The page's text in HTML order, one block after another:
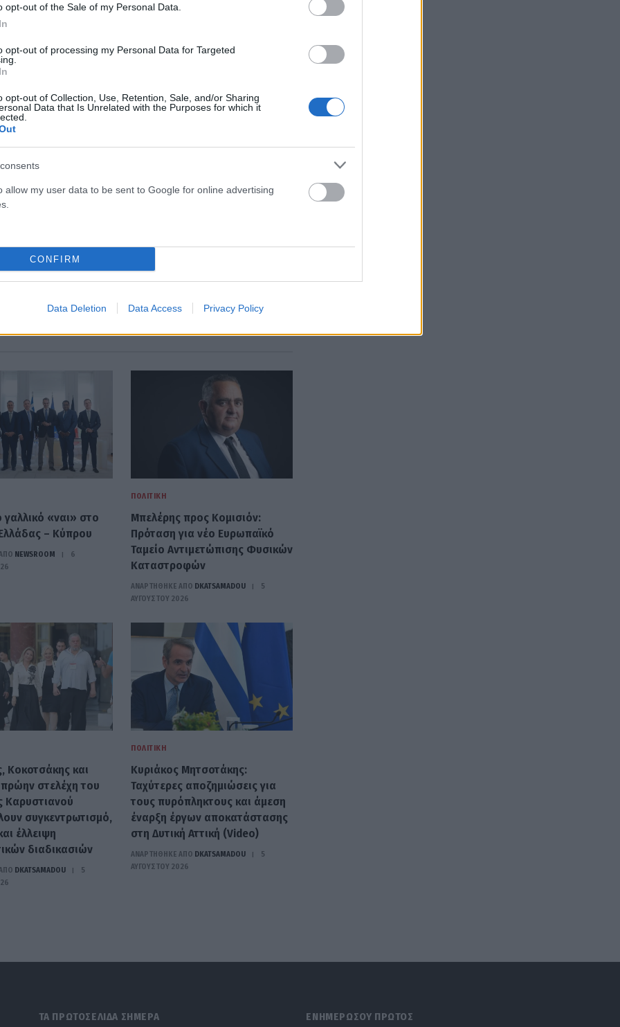
opt-out of the Sale of my Personal Data.
opt-out of processing my Personal Data for Targeted
opt-out of Collection, Use, Retention, Sale, and/or Sharing
Data that Is Unrelated with the Purposes for which it
allow my user data to be sent to Google for online advertising
CONFIRM
Data Deletion Data Access Privacy Policy
γαλλικό «ναι» στο
– Κύπρου
NEWSROOM
6
ΠΟΛΙΤΙΚΉ
Μπελέρης προς Κομισιόν:
Πρόταση για νέο Ευρωπαϊκό
Ταμείο Αντιμετώπισης Φυσικών
Καταστροφών
ΑΝΑΡΤΗΘΗΚΕ ΑΠΟ DKATSAMADOU
5
ΑΥΓΟΎΣΤΟΥ 2026
Κοκοτσάκης και
στελέχη του
Καρυστιανού
συγκεντρωτισμό,
έλλειψη
διαδικασιών
DKATSAMADOU
5
ΠΟΛΙΤΙΚΉ
Κυριάκος Μητσοτάκης:
Ταχύτερες αποζημιώσεις για
τους πυρόπληκτους και άμεση
έναρξη έργων αποκατάστασης
στη Δυτική Αττική (Video)
ΑΝΑΡΤΗΘΗΚΕ ΑΠΟ DKATSAMADOU
5
ΑΥΓΟΎΣΤΟΥ 2026
ΤΑ ΠΡΩΤΟΣΕΛΙΔΑ ΣΗΜΕΡΑ ΕΝΗΜΕΡΩΣΟΥ ΠΡΩΤΟΣ